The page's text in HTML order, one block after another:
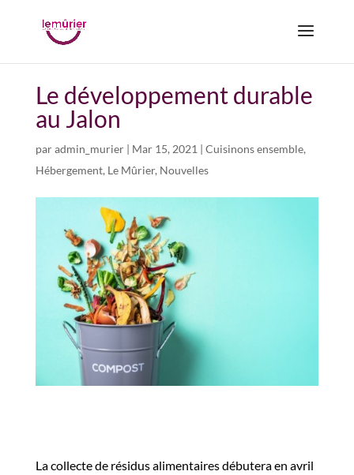
Le développement durable
au Jalon
paradmin_murier| Mar 15, 2021 | Cuisinons ensemble,
Hébergement, Le Mûrier, Nouvelles
L a collecte de résidus alimentaires débutera en avril